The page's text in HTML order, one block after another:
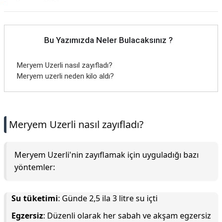
Bu Yazımızda Neler Bulacaksınız ?
Meryem Uzerli nasıl zayıfladı?
Meryem uzerli neden kilo aldı?
Meryem Uzerli nasıl zayıfladı?
Meryem Uzerli'nin zayıflamak için uyguladığı bazı
yöntemler:
Su tüketimi: Günde 2,5 ila 3 litre su içti
Egzersiz: Düzenli olarak her sabah ve akşam egzersiz